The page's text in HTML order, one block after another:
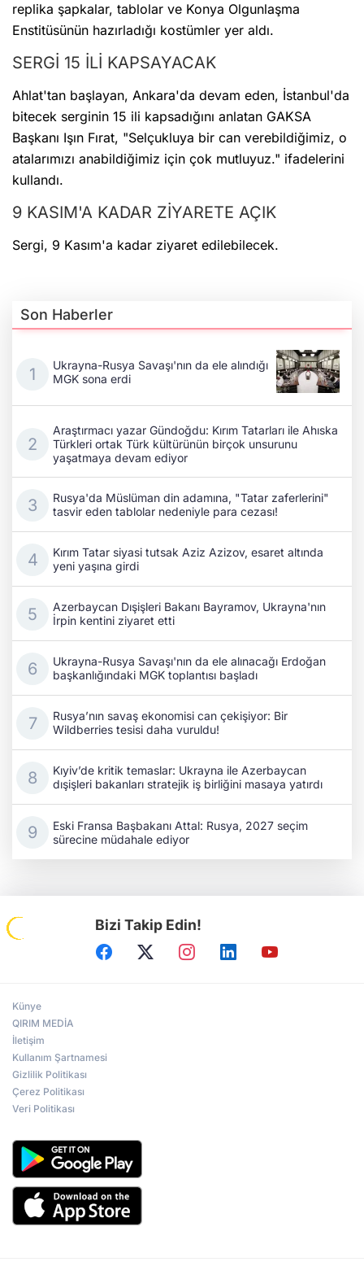
replika şapkalar, tablolar ve Konya Olgunlaşma
Enstitüsünün hazırladığı kostümler yer aldı.
SERGİ 15 İLİ KAPSAYACAK
Ahlat'tan başlayan, Ankara'da devam eden, İstanbul'da
bitecek serginin 15 ili kapsadığını anlatan GAKSA
Başkanı Işın Fırat, "Selçukluya bir can verebildiğimiz, o
atalarımızı anabildiğimiz için çok mutluyuz." ifadelerini
kullandı.
9 KASIM'A KADAR ZİYARETE AÇIK
Sergi, 9 Kasım'a kadar ziyaret edilebilecek.
Son Haberler
Ukrayna-Rusya Savaşı'nın da ele alındığı
MGK sona erdi
Araştırmacı yazar Gündoğdu: Kırım Tatarları ile Ahıska
Türkleri ortak Türk kültürünün birçok unsurunu
yaşatmaya devam ediyor
Rusya'da Müslüman din adamına, "Tatar zaferlerini"
tasvir eden tablolar nedeniyle para cezası!
Kırım Tatar siyasi tutsak Aziz Azizov, esaret altında
yeni yaşına girdi
Azerbaycan Dışişleri Bakanı Bayramov, Ukrayna'nın
İrpin kentini ziyaret etti
Ukrayna-Rusya Savaşı'nın da ele alınacağı Erdoğan
başkanlığındaki MGK toplantısı başladı
Rusya’nın savaş ekonomisi can çekişiyor: Bir
Wildberries tesisi daha vuruldu!
Kıyiv’de kritik temaslar: Ukrayna ile Azerbaycan
dışişleri bakanları stratejik iş birliğini masaya yatırdı
Eski Fransa Başbakanı Attal: Rusya, 2027 seçim
sürecine müdahale ediyor
Bizi Takip Edin!
Künye
QIRIM MEDİA
İletişim
Kullanım Şartnamesi
Gizlilik Politikası
Çerez Politikası
Veri Politikası